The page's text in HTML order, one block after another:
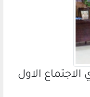
الاول